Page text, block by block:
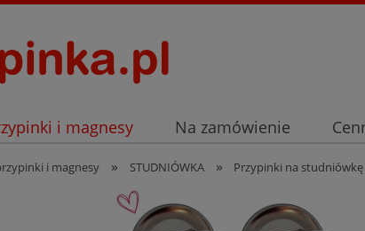
i magnesy Na zamówienie
Listopad
i magnesy » STUDNIÓWKA » Przypinki na studniówkę